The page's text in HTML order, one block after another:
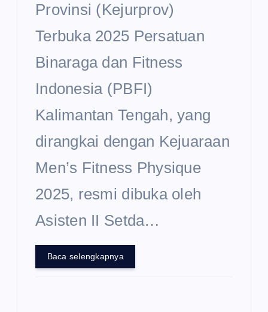
Provinsi (Kejurprov)
Terbuka 2025 Persatuan
Binaraga dan Fitness
Indonesia (PBFI)
Kalimantan Tengah, yang
dirangkai dengan Kejuaraan
Men’s Fitness Physique
2025, resmi dibuka oleh
Asisten II Setda…
Baca selengkapnya